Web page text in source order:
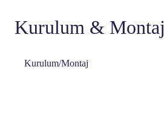
Kurulum & Montaj
Kurulum/Montaj